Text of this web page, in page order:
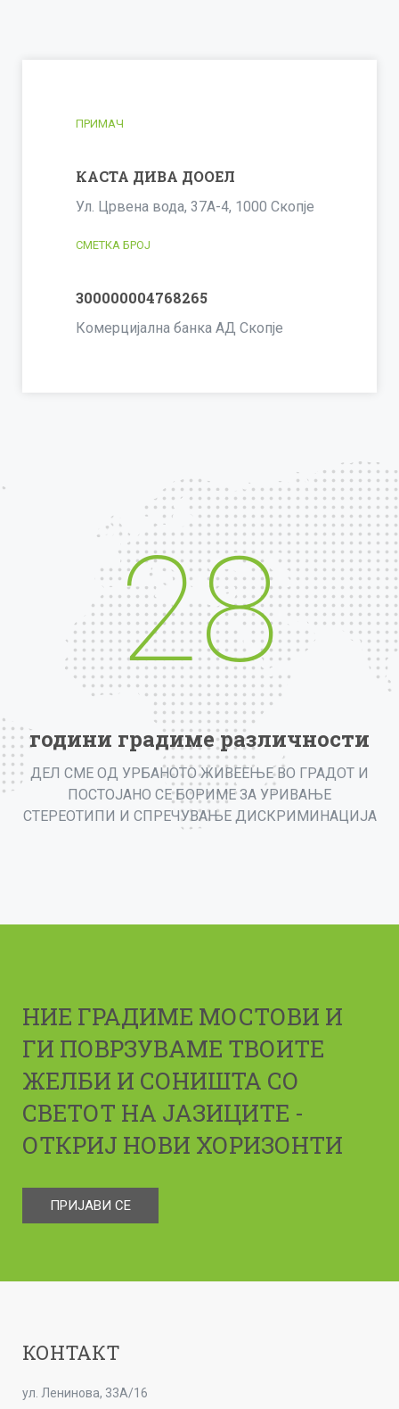
ПРИМАЧ
КАСТА ДИВА ДООЕЛ
Ул. Црвена вода, 37А-4, 1000 Скопjе
СМЕТКА БРОЈ
300000004768265
Комерцијална банка АД Скопје
28
години градиме различности
ДЕЛ СМЕ ОД УРБАНОТО ЖИВЕЕЊЕ ВО ГРАДОТ И
ПОСТОЈАНО СЕ БОРИМЕ ЗА УРИВАЊЕ
СТЕРЕОТИПИ И СПРЕЧУВАЊЕ ДИСКРИМИНАЦИЈА
НИЕ ГРАДИМЕ МОСТОВИ И
ГИ ПОВРЗУВАМЕ ТВОИТЕ
ЖЕЛБИ И СОНИШТА СО
СВЕТОТ НА ЈАЗИЦИТЕ -
ОТКРИЈ НОВИ ХОРИЗОНТИ
ПРИЈАВИ СЕ
КОНТАКТ
ул. Ленинова, 33А/16